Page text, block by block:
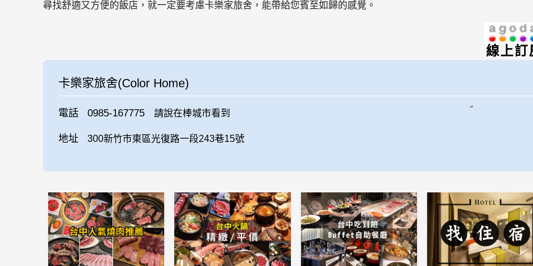
尋找舒適又方便的飯店，就一定要考慮卡樂家旅舍，能帶給您賓至如歸的感覺。
線上訂
卡樂家旅舍(Color Home)
電話 0985-167775 請說在棒城市看到
地址 300新竹市東區光復路一段243巷15號